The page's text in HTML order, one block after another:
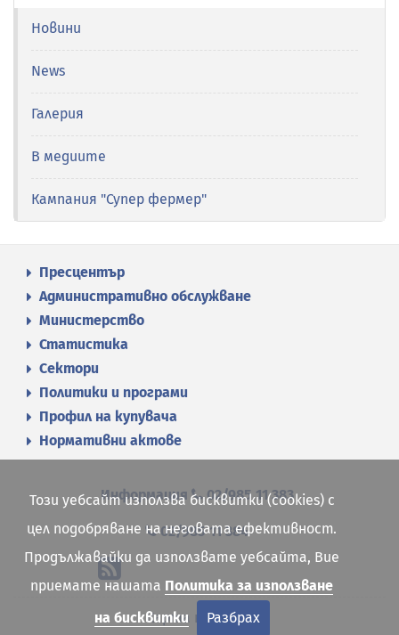
Новини
News
Галерия
В медиите
Кампания "Супер фермер"
Пресцентър
Административно обслужване
Министерство
Статистика
Сектори
Политики и програми
Профил на купувача
Нормативни актове
Информация 02/985 11 383
02/985 11 384
Карта на сайта
Този уебсайт използва бисквитки (cookies) с
цел подобряване на неговата ефективност.
Продължавайки да използвате уебсайта, Вие
приемате нашата Политика за използване
на бисквитки
Разбрах